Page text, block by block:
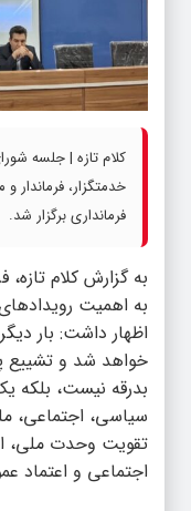
کلام تازه | جلسه
خدمتگزار، فرماندار
فرمانداری برگزار شد.
به گزارش کلام تازه،
به اهمیت
اظهار داشت: بار
خواهد شد و تشییع
بدرقه نیست، بلکه
سیاسی، اجتماعی،
تقویت وحدت ملی،
اجتماعی و اعتماد